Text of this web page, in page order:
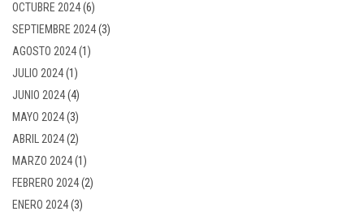
OCTUBRE 2024(6)
SEPTIEMBRE 2024(3)
AGOSTO 2024(1)
JULIO 2024(1)
JUNIO 2024(4)
MAYO 2024(3)
ABRIL 2024(2)
MARZO 2024(1)
FEBRERO 2024(2)
ENERO 2024(3)